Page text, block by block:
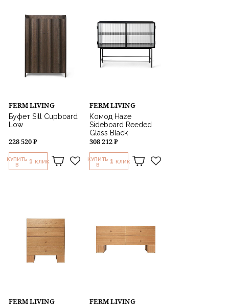
90 х 107 х 45 см
90 х 110 х 40 см
95 х 66 х 36 см
FERM LIVING
Буфет Sill Cupboard
Low
228 520 ₽
КУПИТЬ
В
1 КЛИК
FERM LIVING
Комод Haze
Sideboard Reeded
Glass Black
308 212 ₽
КУПИТЬ
В
1 КЛИК
FERM LIVING FERM LIVING